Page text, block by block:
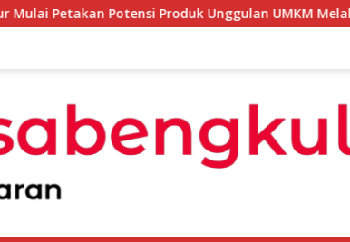
Potensi Produk Unggulan UMKM Melalui Kajian